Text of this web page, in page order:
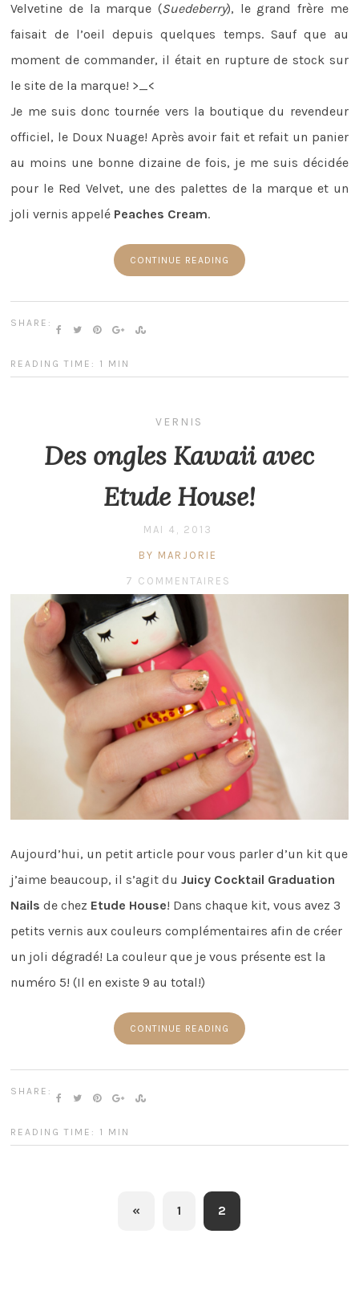
Velvetine de la marque (Suedeberry), le grand frère me
faisait de l’oeil depuis quelques temps. Sauf que au
moment de commander, il était en rupture de stock sur
le site de la marque! >_<
Je me suis donc tournée vers la boutique du revendeur
officiel, le Doux Nuage! Après avoir fait et refait un panier
au moins une bonne dizaine de fois, je me suis décidée
pour le Red Velvet, une des palettes de la marque et un
joli vernis appelé Peaches Cream.
CONTINUE READING
SHARE:
READING TIME: 1 MIN
VERNIS
Des ongles Kawaii avec
Etude House!
MAI 4, 2013
BY MARJORIE
7 COMMENTAIRES
Aujourd’hui, un petit article pour vous parler d’un kit que
j’aime beaucoup, il s’agit duJuicy Cocktail Graduation
Nails de chez Etude House! Dans chaque kit, vous avez 3
petits vernis aux couleurs complémentaires afin de créer
un joli dégradé! La couleur que je vous présente est la
numéro 5! (Il en existe 9 au total!)
CONTINUE READING
SHARE:
READING TIME: 1 MIN
« 1 2